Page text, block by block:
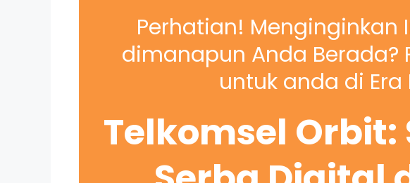
Perhatian! Menginginkan
dimanapun Anda Berada?
untuk anda di
Telkomsel Orbit: